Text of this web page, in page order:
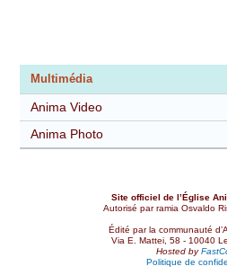
Multimédia
Anima Video
Anima Photo
Site officiel de l’Église
Autorisé par ramia Osvaldo
Édité par la communauté
Via E. Mattei, 58 - 10040
Hosted by
Politique de